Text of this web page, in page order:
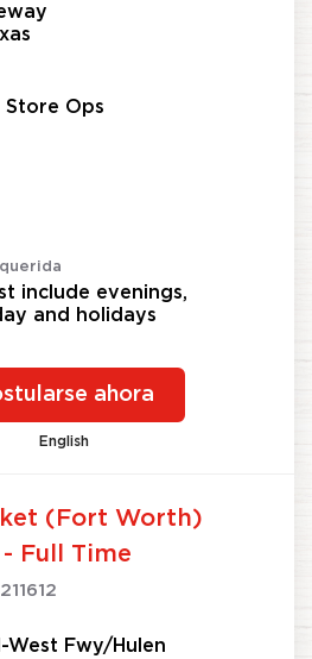
Store Ops
include evenings,
and holidays
ahora
English
(Fort Worth)
Full Time
211612
West Fwy/Hulen